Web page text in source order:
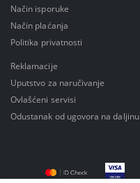
Način isporuke
Način plaćanja
Politika privatnosti
Reklamacije
Uputstvo za naručivanje
Ovlašćeni servisi
Odustanak od ugovora na daljinu